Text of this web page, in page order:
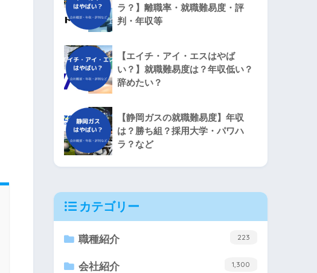
ラ？】離職率・就職難易度・評
判・年収等
【エイチ・アイ・エスはやば
い？】就職難易度は？年収低い？
辞めたい？
【静岡ガスの就職難易度】年収
は？勝ち組？採用大学・パワハ
ラ？など
カテゴリー
職種紹介 223
会社紹介 1,300